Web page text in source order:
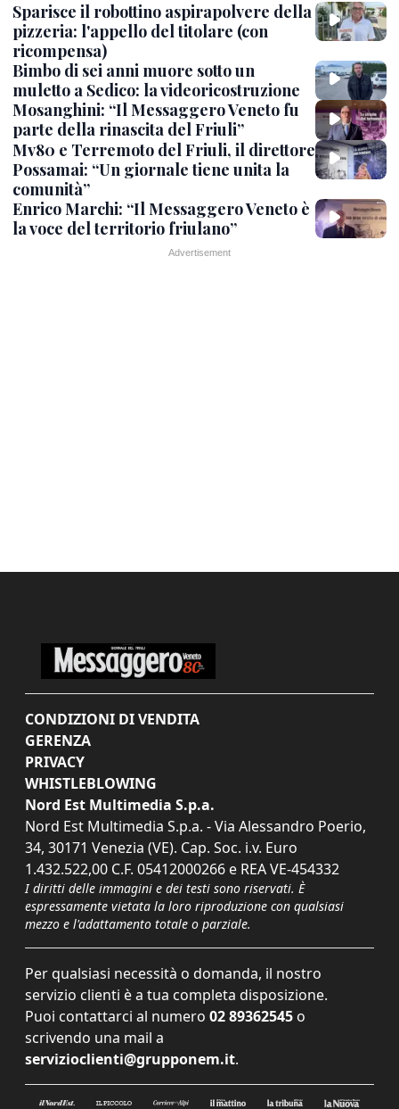
Sparisce il robottino aspirapolvere della
pizzeria: l'appello del titolare (con
ricompensa)
Bimbo di sei anni muore sotto un
muletto a Sedico: la videoricostruzione
Mosanghini: “Il Messaggero Veneto fu
parte della rinascita del Friuli”
Mv80 e Terremoto del Friuli, il direttore
Possamai: “Un giornale tiene unita la
comunità”
Enrico Marchi: “Il Messaggero Veneto è
la voce del territorio friulano”
CONDIZIONI DI VENDITA
GERENZA
PRIVACY
WHISTLEBLOWING
Nord Est Multimedia S.p.a.
Nord Est Multimedia S.p.a. - Via Alessandro Poerio,
34, 30171 Venezia (VE). Cap. Soc. i.v. Euro
1.432.522,00 C.F. 05412000266 e REA VE-454332
I diritti delle immagini e dei testi sono riservati. È
espressamente vietata la loro riproduzione con qualsiasi
mezzo e l'adattamento totale o parziale.
Per qualsiasi necessità o domanda, il nostro
servizio clienti è a tua completa disposizione.
Puoi contattarci al numero 02 89362545 o
scrivendo una mail a
servizioclienti@grupponem.it.